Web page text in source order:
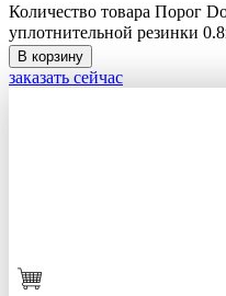
Количество товара Порог
уплотнительной резинки
В корзину
заказать сейчас